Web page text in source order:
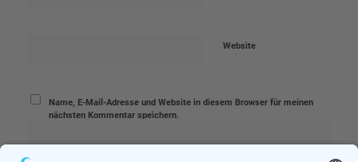
Website
Name, E-Mail-Adresse und Website in diesem Browser für meinen
nächsten Kommentar speichern.